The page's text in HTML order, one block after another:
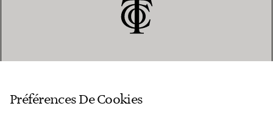
Préférences De Cookies